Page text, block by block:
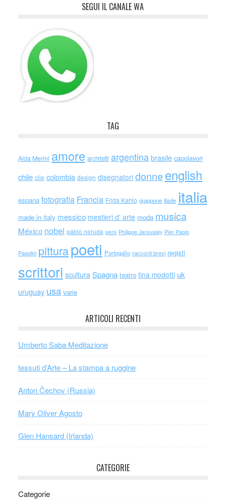
SEGUI IL CANALE WA
TAG
Alda Merini amore architetti argentina brasile capolavori
chile cile colombia design disegnatori donne english
espana fotografia Francia Frida Kahlo giappone iliade italia
made in italy messico mestieri d' arte moda musica
México nobel pablo neruda perù Philippe Jaroussky Pier Paolo
Pasolini pitturapoeti Portogallo racconti brevi registi
scrittori scultura Spagna teatro tina modotti uk
uruguay usa varie
ARTICOLI RECENTI
Umberto Saba Meditazione
tessuti d’Arte – La stampa a ruggine
Anton Čechov (Russia)
Mary Oliver Agosto
Glen Hansard (Irlanda)
CATEGORIE
Categorie